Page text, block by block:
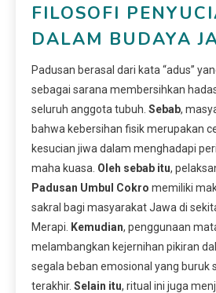
FILOSOFI
DALAM BUDAYA
Padusan berasal dari kata “adus”
sebagai sarana membersihkan
seluruh anggota tubuh. Sebab,
bahwa kebersihan fisik merupakan
kesucian jiwa dalam menghadapi
maha kuasa. Oleh sebab itu,
Padusan Umbul Cokro memiliki
sakral bagi masyarakat Jawa di
Merapi.
Kemudian, penggunaan
melambangkan kejernihan pikiran
segala beban emosional yang buruk
terakhir. Selain itu, ritual ini juga